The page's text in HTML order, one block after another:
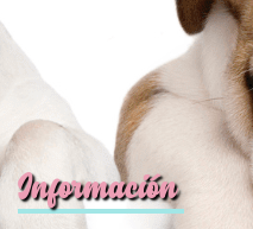
Información